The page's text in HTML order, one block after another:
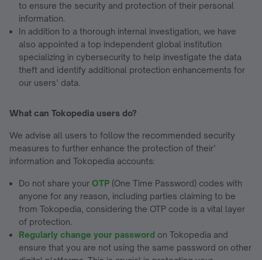
to ensure the security and protection of their personal
information.
In addition to a thorough internal investigation, we have
also appointed a top independent global institution
specializing in cybersecurity to help investigate the data
theft and identify additional protection enhancements for
our users’ data.
What can Tokopedia users do?
We advise all users to follow the recommended security
measures to further enhance the protection of their’
information and Tokopedia accounts:
Do not share your OTP (One Time Password) codes with
anyone for any reason, including parties claiming to be
from Tokopedia, considering the OTP code is a vital layer
of protection.
Regularly change your password on Tokopedia and
ensure that you are not using the same password on other